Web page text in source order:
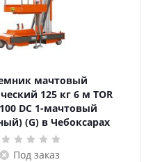
мачтовый
125 кг 6 м TOR
DC 1-мачтовый
(G) в Чебоксарах
Под заказ